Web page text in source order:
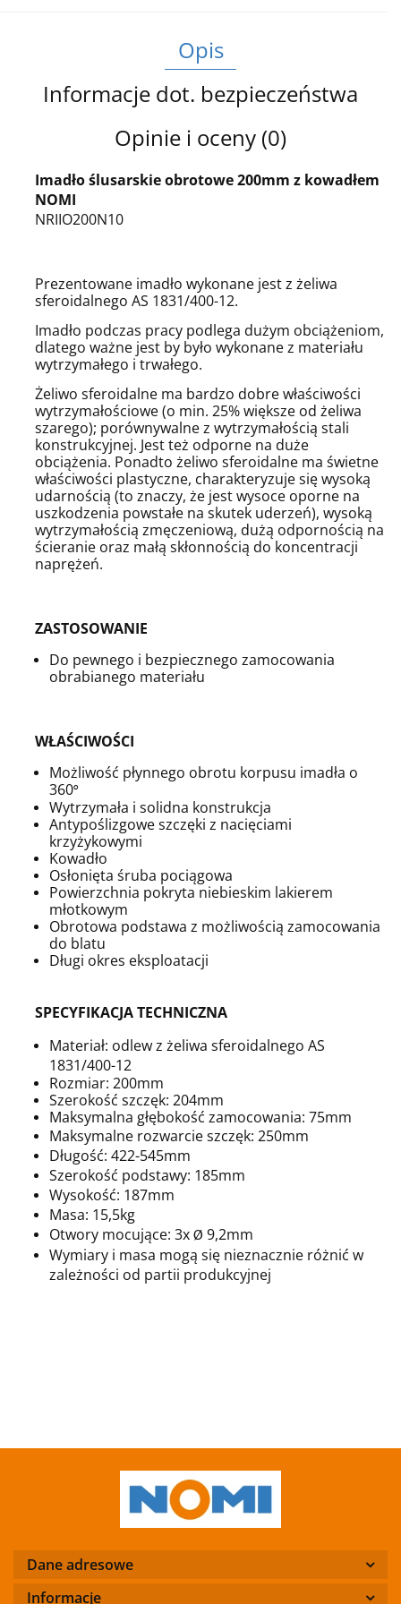
Opis
Informacje dot. bezpieczeństwa
Opinie i oceny (0)
Imadło ślusarskie obrotowe 200mm z kowadłem
NOMI
NRIIO200N10
Prezentowane imadło wykonane jest z żeliwa
sferoidalnego AS 1831/400-12.
Imadło podczas pracy podlega dużym obciążeniom,
dlatego ważne jest by było wykonane z materiału
wytrzymałego i trwałego.
Żeliwo sferoidalne ma bardzo dobre właściwości
wytrzymałościowe (o min. 25% większe od żeliwa
szarego); porównywalne z wytrzymałością stali
konstrukcyjnej. Jest też odporne na duże
obciążenia. Ponadto żeliwo sferoidalne ma świetne
właściwości plastyczne, charakteryzuje się wysoką
udarnością (to znaczy, że jest wysoce oporne na
uszkodzenia powstałe na skutek uderzeń), wysoką
wytrzymałością zmęczeniową, dużą odpornością na
ścieranie oraz małą skłonnością do koncentracji
naprężeń.
ZASTOSOWANIE
Do pewnego i bezpiecznego zamocowania
obrabianego materiału
WŁAŚCIWOŚCI
Możliwość płynnego obrotu korpusu imadła o
360°
Wytrzymała i solidna konstrukcja
Antypoślizgowe szczęki z nacięciami
krzyżykowymi
Kowadło
Osłonięta śruba pociągowa
Powierzchnia pokryta niebieskim lakierem
młotkowym
Obrotowa podstawa z możliwością zamocowania
do blatu
Długi okres eksploatacji
SPECYFIKACJA TECHNICZNA
Materiał: odlew z żeliwa sferoidalnego AS
1831/400-12
Rozmiar: 200mm
Szerokość szczęk: 204mm
Maksymalna głębokość zamocowania: 75mm
Maksymalne rozwarcie szczęk: 250mm
Długość: 422-545mm
Szerokość podstawy: 185mm
Wysokość: 187mm
Masa: 15,5kg
Otwory mocujące: 3x Ø 9,2mm
Wymiary i masa mogą się nieznacznie różnić w
zależności od partii produkcyjnej
Dane adresowe
Informacje